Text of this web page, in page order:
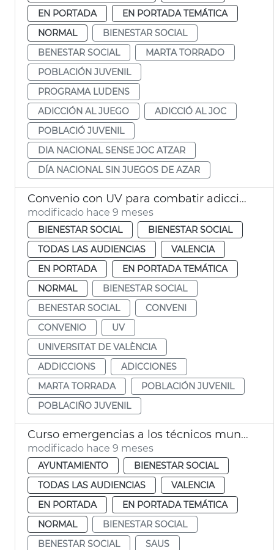
EN PORTADA
EN PORTADA TEMÁTICA
NORMAL
BIENESTAR SOCIAL
BENESTAR SOCIAL
MARTA TORRADO
POBLACIÓN JUVENIL
PROGRAMA LUDENS
ADICCIÓN AL JUEGO
ADICCIÓ AL JOC
POBLACIÓ JUVENIL
DIA NACIONAL SENSE JOC ATZAR
DÍA NACIONAL SIN JUEGOS DE AZAR
Convenio con UV para combatir adicciones en jóvenes
modificado hace 9 meses
BIENESTAR SOCIAL
BIENESTAR SOCIAL
TODAS LAS AUDIENCIAS
VALENCIA
EN PORTADA
EN PORTADA TEMÁTICA
NORMAL
BIENESTAR SOCIAL
BENESTAR SOCIAL
CONVENI
CONVENIO
UV
UNIVERSITAT DE VALÈNCIA
ADDICCIONS
ADICCIONES
MARTA TORRADA
POBLACIÓN JUVENIL
POBLACIÑO JUVENIL
Curso emergencias a los técnicos municipales de Bienestar Social
modificado hace 9 meses
AYUNTAMIENTO
BIENESTAR SOCIAL
TODAS LAS AUDIENCIAS
VALENCIA
EN PORTADA
EN PORTADA TEMÁTICA
NORMAL
BIENESTAR SOCIAL
BENESTAR SOCIAL
SAUS